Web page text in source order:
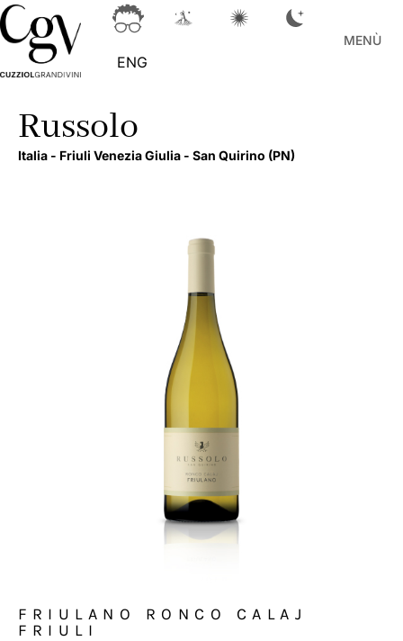
ENG
MENÙ
Russolo
Italia - Friuli Venezia Giulia - San Quirino (PN)
FRIULANO RONCO CALAJ
FRIULI